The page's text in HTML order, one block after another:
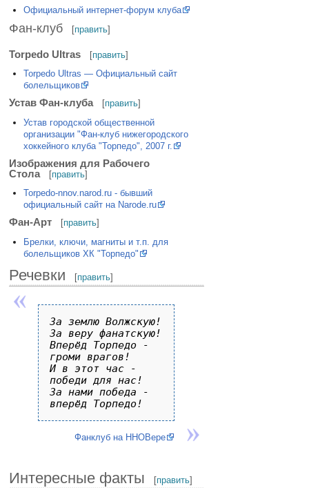
Официальный интернет-форум клуба
Фан-клуб [править]
Torpedo Ultras [править]
Torpedo Ultras — Официальный сайт
болельщиков
Устав Фан-клуба [править]
Устав городской общественной
организации "Фан-клуб нижегородского
хоккейного клуба "Торпедо", 2007 г.
Изображения для Рабочего
Стола
[править]
Torpedo-nnov.narod.ru - бывший
официальный сайт на Narode.ru
Фан-Арт [править]
Брелки, ключи, магниты и т.п. для
болельщиков ХК "Торпедо"
Речевки [править]
За землю Волжскую!
За веру фанатскую!
Вперёд Торпедо -
громи врагов!
И в этот час -
победи для нас!
За нами победа -
Фанклуб на ННОВере
Интересные факты [править]